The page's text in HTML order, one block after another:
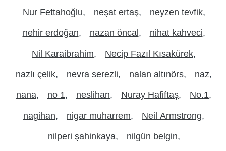
Nur Fettahoğlu neşat ertaş neyzen tevfik
nehir erdoğan nazan öncal nihat kahveci
Nil Karaibrahim Necip Fazıl Kısakürek
nazlı çelik nevra serezli nalan altınörs naz
nana no 1 neslihan Nuray Hafiftaş No.1
nagihan nigar muharrem Neil Armstrong
nilperi şahinkaya nilgün belgin